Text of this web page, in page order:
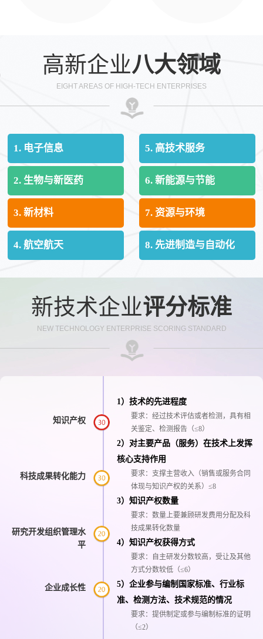
高新企业八大领域
EIGHT AREAS OF HIGH-TECH ENTERPRISES
1. 电子信息
2. 生物与新医药
3. 新材料
4. 航空航天
5. 高技术服务
6. 新能源与节能
7. 资源与环境
8. 先进制造与自动化
新技术企业评分标准
NEW TECHNOLOGY ENTERPRISE SCORING STANDARD
知识产权
科技成果转化能力
研究开发组织管理水
平
企业成长性
1）技术的先进程度
要求：经过技术评估或者检测，具有相
关鉴定、检测报告（≤8）
2）对主要产品（服务）在技术上发挥
核心支持作用
要求：支撑主营收入（销售或服务合同
体现与知识产权的关系）≤8
3）知识产权数量
要求：数量上要兼顾研发费用分配及科
技成果转化数量
4）知识产权获得方式
要求：自主研发分数较高，受让及其他
方式分数较低（≤6）
5）企业参与编制国家标准、行业标
准、检测方法、技术规范的情况
要求：提供制定或参与编制标准的证明
（≤2）